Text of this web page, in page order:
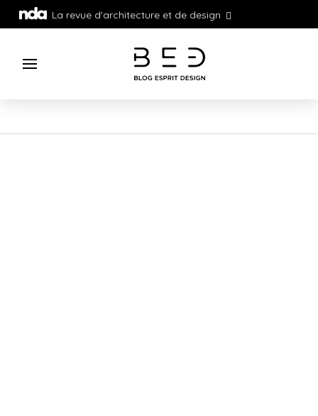
La revue d'architecture et de design